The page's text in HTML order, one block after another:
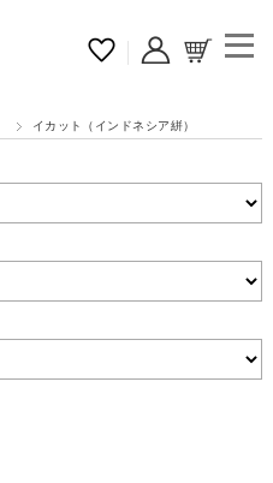
イカット（インドネシア絣）